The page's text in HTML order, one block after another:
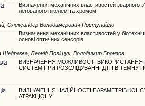
Визначення механічних властивостей зварного
легованого нікелем та хромом
Олександер Володимерович Поступайло
Визначення механічних властивостей у
основі оптичних сенсорів
Леонід Поліщук, Володимир Бронзов
ВИЗНАЧЕННЯ МОЖЛИВОСТІ ВИКОРИСТАННЯ
СИСТЕМ ПРИ РОЗСЛІДУВАННІ ДТП В ТЕМНУ
ВИЗНАЧЕННЯ НАДІЙНОСТІ ПАРАМЕТРІВ
АТРАКЦІОНУ